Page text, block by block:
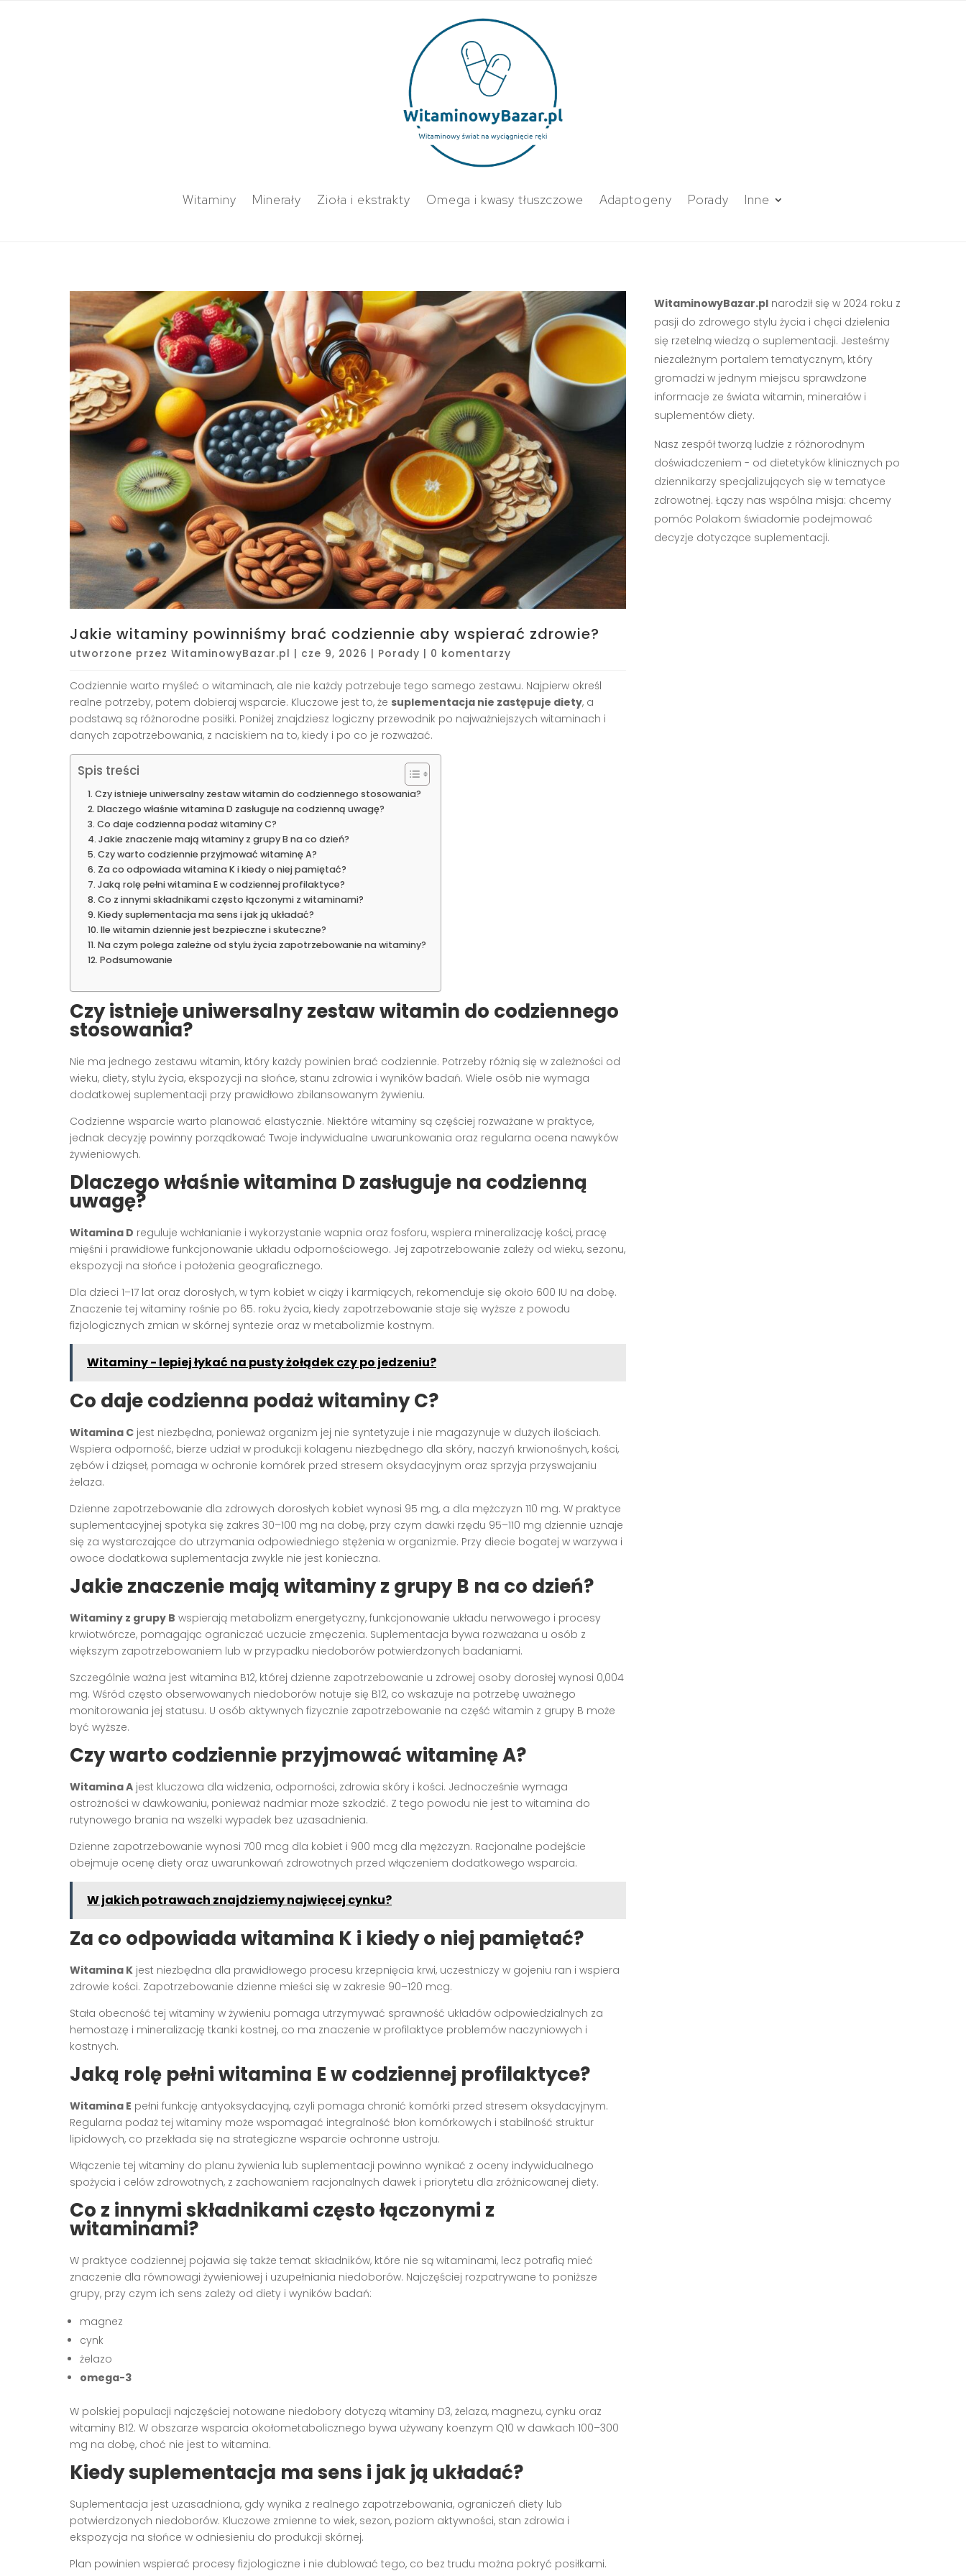
Witaminy Minerały Zioła i ekstrakty Omega i kwasy tłuszczowe Adaptogeny Porady Inne
Jakie witaminy powinniśmy brać codziennie aby wspierać zdrowie?
utworzone przez WitaminowyBazar.pl | cze 9, 2026 | Porady | 0 komentarzy
Codziennie warto myśleć o witaminach, ale nie każdy potrzebuje tego samego zestawu. Najpierw określ
realne potrzeby, potem dobieraj wsparcie. Kluczowe jest to, że suplementacja nie zastępuje diety, a
podstawą są różnorodne posiłki. Poniżej znajdziesz logiczny przewodnik po najważniejszych witaminach i
danych zapotrzebowania, z naciskiem na to, kiedy i po co je rozważać.
Spis treści
Czy istnieje uniwersalny zestaw witamin do codziennego stosowania?
Dlaczego właśnie witamina D zasługuje na codzienną uwagę?
Co daje codzienna podaż witaminy C?
Jakie znaczenie mają witaminy z grupy B na co dzień?
Czy warto codziennie przyjmować witaminę A?
Za co odpowiada witamina K i kiedy o niej pamiętać?
Jaką rolę pełni witamina E w codziennej profilaktyce?
Co z innymi składnikami często łączonymi z witaminami?
Kiedy suplementacja ma sens i jak ją układać?
Ile witamin dziennie jest bezpieczne i skuteczne?
Na czym polega zależne od stylu życia zapotrzebowanie na witaminy?
Podsumowanie
Czy istnieje uniwersalny zestaw witamin do codziennego
stosowania?
Nie ma jednego zestawu witamin, który każdy powinien brać codziennie. Potrzeby różnią się w zależności od
wieku, diety, stylu życia, ekspozycji na słońce, stanu zdrowia i wyników badań. Wiele osób nie wymaga
dodatkowej suplementacji przy prawidłowo zbilansowanym żywieniu.
Codzienne wsparcie warto planować elastycznie. Niektóre witaminy są częściej rozważane w praktyce,
jednak decyzję powinny porządkować Twoje indywidualne uwarunkowania oraz regularna ocena nawyków
żywieniowych.
Dlaczego właśnie witamina D zasługuje na codzienną
uwagę?
Witamina D reguluje wchłanianie i wykorzystanie wapnia oraz fosforu, wspiera mineralizację kości, pracę
mięśni i prawidłowe funkcjonowanie układu odpornościowego. Jej zapotrzebowanie zależy od wieku, sezonu,
ekspozycji na słońce i położenia geograficznego.
Dla dzieci 1–17 lat oraz dorosłych, w tym kobiet w ciąży i karmiących, rekomenduje się około 600 IU na dobę.
Znaczenie tej witaminy rośnie po 65. roku życia, kiedy zapotrzebowanie staje się wyższe z powodu
fizjologicznych zmian w skórnej syntezie oraz w metabolizmie kostnym.
Witaminy - lepiej łykać na pusty żołądek czy po jedzeniu?
Co daje codzienna podaż witaminy C?
Witamina C jest niezbędna, ponieważ organizm jej nie syntetyzuje i nie magazynuje w dużych ilościach.
Wspiera odporność, bierze udział w produkcji kolagenu niezbędnego dla skóry, naczyń krwionośnych, kości,
zębów i dziąseł, pomaga w ochronie komórek przed stresem oksydacyjnym oraz sprzyja przyswajaniu
żelaza.
Dzienne zapotrzebowanie dla zdrowych dorosłych kobiet wynosi 95 mg, a dla mężczyzn 110 mg. W praktyce
suplementacyjnej spotyka się zakres 30–100 mg na dobę, przy czym dawki rzędu 95–110 mg dziennie uznaje
się za wystarczające do utrzymania odpowiedniego stężenia w organizmie. Przy diecie bogatej w warzywa i
owoce dodatkowa suplementacja zwykle nie jest konieczna.
Jakie znaczenie mają witaminy z grupy B na co dzień?
Witaminy z grupy B wspierają metabolizm energetyczny, funkcjonowanie układu nerwowego i procesy
krwiotwórcze, pomagając ograniczać uczucie zmęczenia. Suplementacja bywa rozważana u osób z
większym zapotrzebowaniem lub w przypadku niedoborów potwierdzonych badaniami.
Szczególnie ważna jest witamina B12, której dzienne zapotrzebowanie u zdrowej osoby dorosłej wynosi 0,004
mg. Wśród często obserwowanych niedoborów notuje się B12, co wskazuje na potrzebę uważnego
monitorowania jej statusu. U osób aktywnych fizycznie zapotrzebowanie na część witamin z grupy B może
być wyższe.
Czy warto codziennie przyjmować witaminę A?
Witamina A jest kluczowa dla widzenia, odporności, zdrowia skóry i kości. Jednocześnie wymaga
ostrożności w dawkowaniu, ponieważ nadmiar może szkodzić. Z tego powodu nie jest to witamina do
rutynowego brania na wszelki wypadek bez uzasadnienia.
Dzienne zapotrzebowanie wynosi 700 mcg dla kobiet i 900 mcg dla mężczyzn. Racjonalne podejście
obejmuje ocenę diety oraz uwarunkowań zdrowotnych przed włączeniem dodatkowego wsparcia.
W jakich potrawach znajdziemy najwięcej cynku?
Za co odpowiada witamina K i kiedy o niej pamiętać?
Witamina K jest niezbędna dla prawidłowego procesu krzepnięcia krwi, uczestniczy w gojeniu ran i wspiera
zdrowie kości. Zapotrzebowanie dzienne mieści się w zakresie 90–120 mcg.
Stała obecność tej witaminy w żywieniu pomaga utrzymywać sprawność układów odpowiedzialnych za
hemostazę i mineralizację tkanki kostnej, co ma znaczenie w profilaktyce problemów naczyniowych i
kostnych.
Jaką rolę pełni witamina E w codziennej profilaktyce?
Witamina E pełni funkcję antyoksydacyjną, czyli pomaga chronić komórki przed stresem oksydacyjnym.
Regularna podaż tej witaminy może wspomagać integralność błon komórkowych i stabilność struktur
lipidowych, co przekłada się na strategiczne wsparcie ochronne ustroju.
Włączenie tej witaminy do planu żywienia lub suplementacji powinno wynikać z oceny indywidualnego
spożycia i celów zdrowotnych, z zachowaniem racjonalnych dawek i priorytetu dla zróżnicowanej diety.
Co z innymi składnikami często łączonymi z
witaminami?
W praktyce codziennej pojawia się także temat składników, które nie są witaminami, lecz potrafią mieć
znaczenie dla równowagi żywieniowej i uzupełniania niedoborów. Najczęściej rozpatrywane to poniższe
grupy, przy czym ich sens zależy od diety i wyników badań:
magnez
cynk
żelazo
omega-3
W polskiej populacji najczęściej notowane niedobory dotyczą witaminy D3, żelaza, magnezu, cynku oraz
witaminy B12. W obszarze wsparcia okołometabolicznego bywa używany koenzym Q10 w dawkach 100–300
mg na dobę, choć nie jest to witamina.
Kiedy suplementacja ma sens i jak ją układać?
Suplementacja jest uzasadniona, gdy wynika z realnego zapotrzebowania, ograniczeń diety lub
potwierdzonych niedoborów. Kluczowe zmienne to wiek, sezon, poziom aktywności, stan zdrowia i
ekspozycja na słońce w odniesieniu do produkcji skórnej.
Plan powinien wspierać procesy fizjologiczne i nie dublować tego, co bez trudu można pokryć posiłkami.
WitaminowyBazar.plnarodził się w 2024 roku z
pasji do zdrowego stylu życia i chęci dzielenia
się rzetelną wiedzą o suplementacji. Jesteśmy
niezależnym portalem tematycznym, który
gromadzi w jednym miejscu sprawdzone
informacje ze świata witamin, minerałów i
suplementów diety.
Nasz zespół tworzą ludzie z różnorodnym
doświadczeniem - od dietetyków klinicznych po
dziennikarzy specjalizujących się w tematyce
zdrowotnej. Łączy nas wspólna misja: chcemy
pomóc Polakom świadomie podejmować
decyzje dotyczące suplementacji.